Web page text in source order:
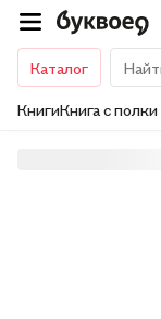
Каталог
КнигиКнига с полки